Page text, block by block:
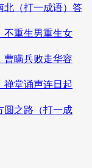
北（打一成语）答
不重生男重生女
曹瞒兵败走华容
禅堂诵声连日起
圆之路（打一成